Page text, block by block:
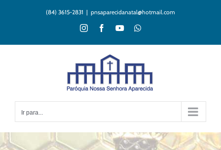
(84) 3615-2831 | pnsaparecidanatal@hotmail.com
InstagramFacebookYouTubeWhatsApp
Ir para...